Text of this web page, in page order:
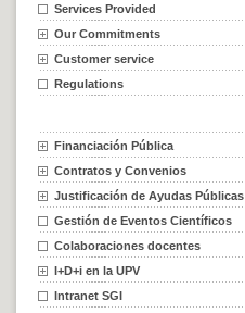
Services Provided
Our Commitments
Customer service
Regulations
Financiación Pública
Contratos y Convenios
Justificación de Ayudas Públicas
Gestión de Eventos Científicos
Colaboraciones docentes
I+D+i en la UPV
Intranet SGI